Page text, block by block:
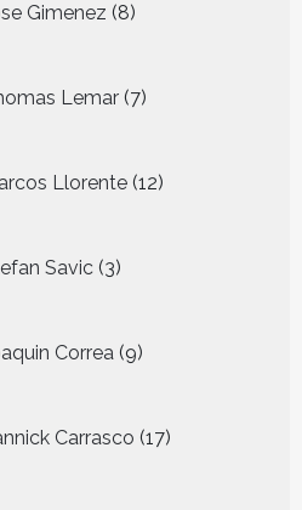
Gimenez 8
producten
Lemar 7
producten
Llorente 12
producten
Savic 3
producten
Correa 9
producten
Carrasco 17
producten